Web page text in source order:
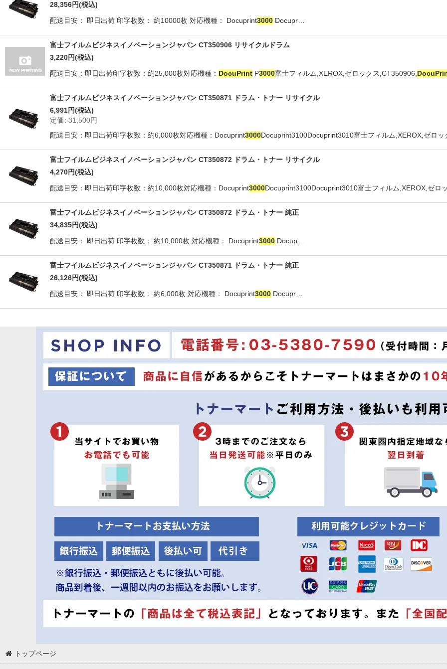
28,356円(税込)
配送目安： 即日出荷 印字枚数： 約10000枚 対応機種： Docuprint3000 Docupr…
富士フイルムビジネスイノベーションジャパン CT350906 リサイクルドラム
3,220円(税込)
配送目安：即日出荷印字枚数：約25,000枚対応機種： DocuPrint P3000富士フィルム,XEROX,ゼロックス,CT350906,
富士フイルムビジネスイノベーションジャパン CT350871 ドラム・トナー リサイクル
6,991円(税込)
定価: 31,500円
配送目安：即日出荷印字枚数：約6,000枚対応機種：Docuprint3000Docuprint3100Docuprint3010富士フィルム,XEROX,ゼロ
富士フイルムビジネスイノベーションジャパン CT350872 ドラム・トナー リサイクル
4,270円(税込)
配送目安：即日出荷印字枚数：約10,000枚対応機種：Docuprint3000Docuprint3100Docuprint3010富士フィルム,XEROX,ゼ
富士フイルムビジネスイノベーションジャパン CT350872 ドラム・トナー 純正
34,835円(税込)
配送目安： 即日出荷 印字枚数： 約10,000枚 対応機種： Docuprint3000 Docup…
富士フイルムビジネスイノベーションジャパン CT350871 ドラム・トナー 純正
26,126円(税込)
配送目安： 即日出荷 印字枚数： 約6,000枚 対応機種： Docuprint3000 Docupr…
トップページ